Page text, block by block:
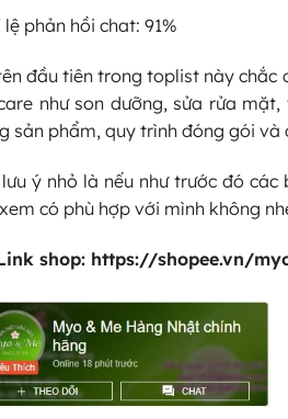
lệ phản hồi chat: 91%
đầu tiên trong toplist này chắc
như son dưỡng, sửa rửa
sản phẩm, quy trình đóng gói
ý nhỏ là nếu như trước đó
có phù hợp với mình không
shop: https://shopee.vn/